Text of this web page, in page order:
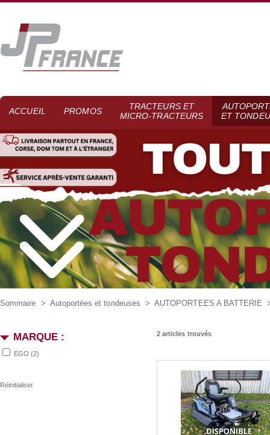
ACCUEIL PROMOS
TRACTEURS ET
MICRO-TRACTEURS
ET
Sommaire > Autoportées et tondeuses >AUTOPORTEES A BATTERIE
MARQUE :
EGO(2)
2 articles trouvés